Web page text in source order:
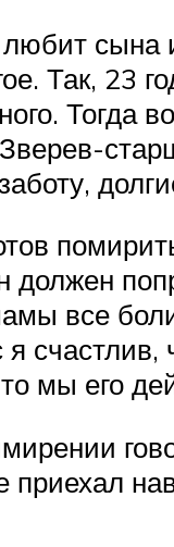
сына
Так, 23
Тогда
должен
все
мы его
приехал